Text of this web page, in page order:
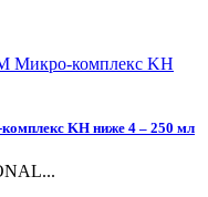
KH ниже 4 – 250 мл